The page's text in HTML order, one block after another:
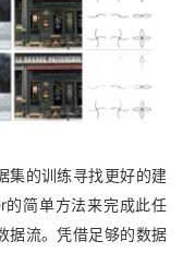
集的训练寻找更好的建
简单方法来完成此任
据流。凭借足够的数据